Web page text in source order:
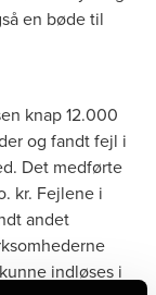
en bøde til
knap 12.000
og fandt fejl i
. Det medførte
kr. Fejlene i
andet
indløses i